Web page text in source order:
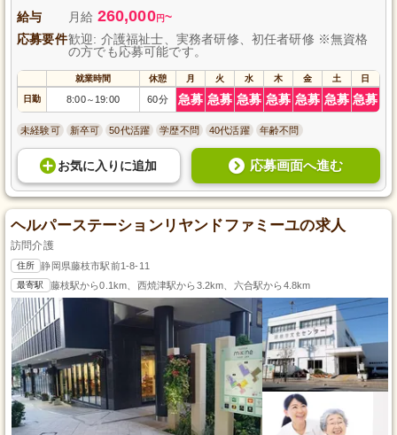
給与 月給 260,000円~
応募要件歓迎: 介護福祉士、実務者研修、初任者研修 ※無資格
の方でも応募可能です。
就業時間 休憩 月 火 水 木 金 土 日
日勤 8:00～ 19:00 60分 急募 急募 急募 急募 急募 急募 急募
未経験可 新卒可 50代活躍 学歴不問 40代活躍 年齢不問
お気に入り に追加 応募画面へ進む
ヘルパーステーションリヤンドファミーユの求人
訪問介護
住所 静岡県藤枝市駅前1-8-11
最寄駅 藤枝駅から0.1km、西焼津駅から3.2km、六合駅から4.8km